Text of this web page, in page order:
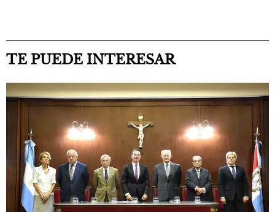
TE PUEDE INTERESAR